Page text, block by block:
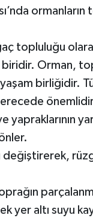
ormanların
topluluğu
Orman,
birliğidir.
değiştirerek,
yer altı suyu